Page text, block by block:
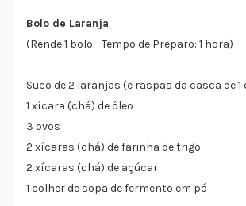
Bolo de Laranja
(Rende 1 bolo - Tempo de Preparo: 1 hora)
Suco de 2 laranjas (e raspas da casca de
1 xícara (chá) de óleo
3 ovos
2 xícaras (chá) de farinha de trigo
2 xícaras (chá) de açúcar
1 colher de sopa de fermento em pó